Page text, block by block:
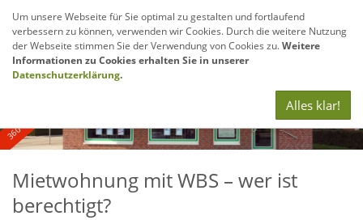
360° - und Luftbildaufnahmen
Mietwohnung mit WBS – wer ist
berechtigt?
Um unsere Webseite für Sie optimal zu gestalten und fortlaufend
verbessern zu können, verwenden wir Cookies. Durch die weitere Nutzung
der Webseite stimmen Sie der Verwendung von Cookies zu.Weitere
Informationen zu Cookies erhalten Sie in unserer
Datenschutzerklärung.
Alles klar!